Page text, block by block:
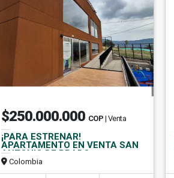
$250.000.000 COP | Venta
¡PARA ESTRENAR!
APARTAMENTO EN VENTA SAN
ANTONIO DE PRADO
Colombia